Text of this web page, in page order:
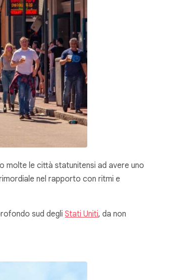
molte le città statunitensi ad avere uno
nel rapporto con ritmi e
sud degli Stati Uniti, da non